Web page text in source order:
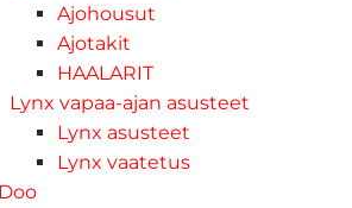
Ajohousut
Ajotakit
HAALARIT
Lynx vapaa-ajan asusteet
Lynx asusteet
Lynx vaatetus